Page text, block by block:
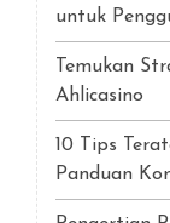
untuk
Temukan
Ahlicasino
10 Tips
Panduan